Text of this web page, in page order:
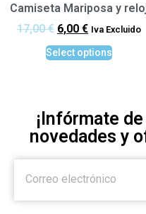
Camiseta Mariposa y
17,00€ 6,00 € Iva Excluido
Select options
¡Infórmate
novedades y